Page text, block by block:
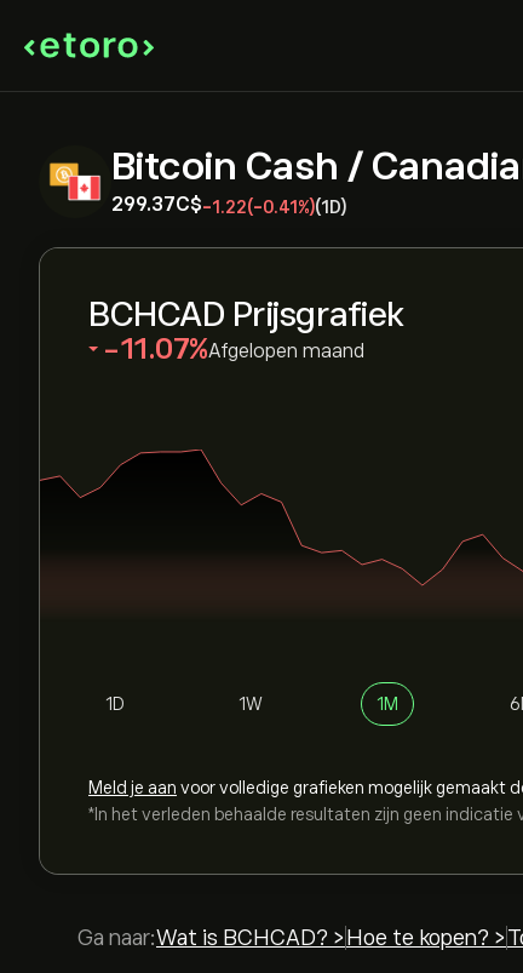
Bitcoin Cash /
299.37‎C$‎-1.22(-0.41%)(1D)
BCHCAD Prijsgrafiek
‎-11.07‎ Afgelopen maand
1D 1W 1M
Meld je aan voor volledige grafieken mogelijk gemaakt
*In het verleden behaalde resultaten zijn geen indicatie
Ga naar:Wat is BCHCAD? > Hoe te kopen? >